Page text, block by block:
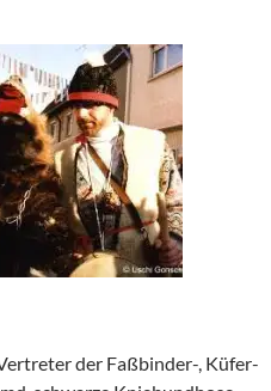
der Faßbinder-, Küfer-